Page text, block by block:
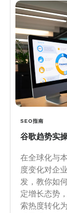
SEO指南
谷歌趋势实
在全球化与
度变化对企
发，教你如
定增长态势
索热度转化